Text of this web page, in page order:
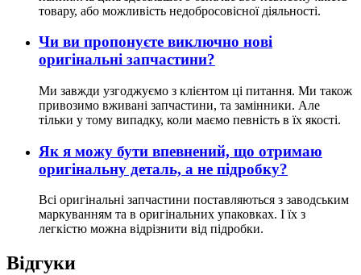
товару, або можливість недобросовісної діяльності.
Чи ви пропонуєте виключно нові
оригінальні запчастини?
Ми завжди узгоджуємо з клієнтом ці питання. Ми також
привозимо вживані запчастини, та замінники. Але
тільки у тому випадку, коли маємо певність в їх якості.
Як я можу бути впевнений, що отримаю
оригінальну деталь, а не підробку?
Всі оригінальні запчастини поставляються з заводським
маркуванням та в оригінальних упаковках. І їх з
легкістю можна відрізнити від підробки.
Відгуки